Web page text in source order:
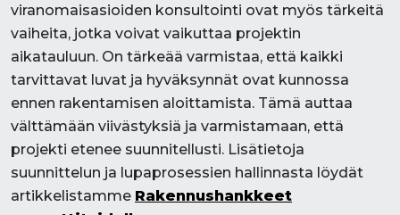
viranomaisasioiden konsultointi ovat myös tärkeitä
vaiheita, jotka voivat vaikuttaa projektin
aikatauluun. On tärkeää varmistaa, että kaikki
tarvittavat luvat ja hyväksynnät ovat kunnossa
ennen rakentamisen aloittamista. Tämä auttaa
välttämään viivästyksiä ja varmistamaan, että
projekti etenee suunnitellusti. Lisätietoja
suunnittelun ja lupaprosessien hallinnasta löydät
artikkelistamme Rakennushankkeet